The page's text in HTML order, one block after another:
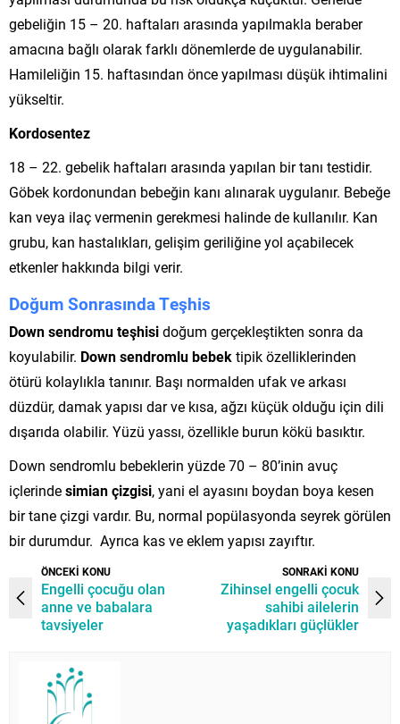
gebeliğin 15 – 20. haftaları arasında yapılmakla beraber
amacına bağlı olarak farklı dönemlerde de uygulanabilir.
Hamileliğin 15. haftasından önce yapılması düşük ihtimalini
yükseltir.
Kordosentez
18 – 22. gebelik haftaları arasında yapılan bir tanı testidir.
Göbek kordonundan bebeğin kanı alınarak uygulanır. Bebeğe
kan veya ilaç vermenin gerekmesi halinde de kullanılır. Kan
grubu, kan hastalıkları, gelişim geriliğine yol açabilecek
etkenler hakkında bilgi verir.
Doğum Sonrasında Teşhis
Down sendromu teşhisidoğum gerçekleştikten sonra da
koyulabilir. Down sendromlu bebektipik özelliklerinden
ötürü kolaylıkla tanınır. Başı normalden ufak ve arkası
düzdür, damak yapısı dar ve kısa, ağzı küçük olduğu için dili
dışarıda olabilir. Yüzü yassı, özellikle burun kökü basıktır.
Down sendromlu bebeklerin yüzde 70 – 80’inin avuç
içlerindesimian çizgisi, yani el ayasını boydan boya kesen
bir tane çizgi vardır. Bu, normal popülasyonda seyrek görülen
bir durumdur. Ayrıca kas ve eklem yapısı zayıftır.
ÖNCEKİ KONU
Engelli çocuğu olan
anne ve babalara
tavsiyeler
SONRAKİ KONU
Zihinsel engelli çocuk
sahibi ailelerin
yaşadıkları güçlükler